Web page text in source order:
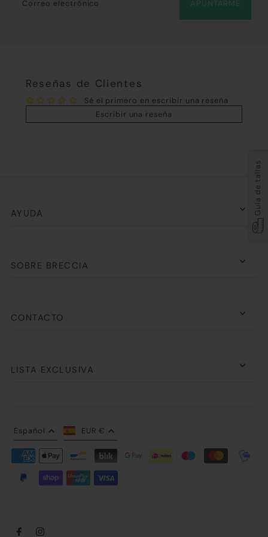
APUNTARME
Reseñas de Clientes
Sé el primero en escribir una reseña
Escribir una reseña
AYUDA
SOBRE BRECCIA
CONTACTO
LISTA EXCLUSIVA
Español EUR €
Guía de tallas